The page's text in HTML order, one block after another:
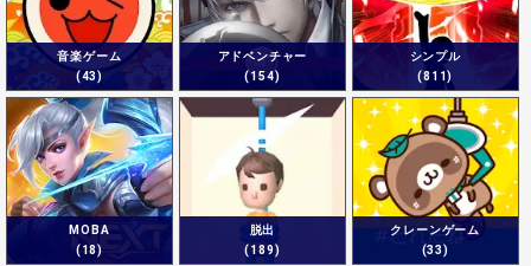
音楽ゲーム
(43)
アドベンチャー
(154)
シンプル
(811)
MOBA
(18)
脱出
(189)
クレーンゲーム
(33)